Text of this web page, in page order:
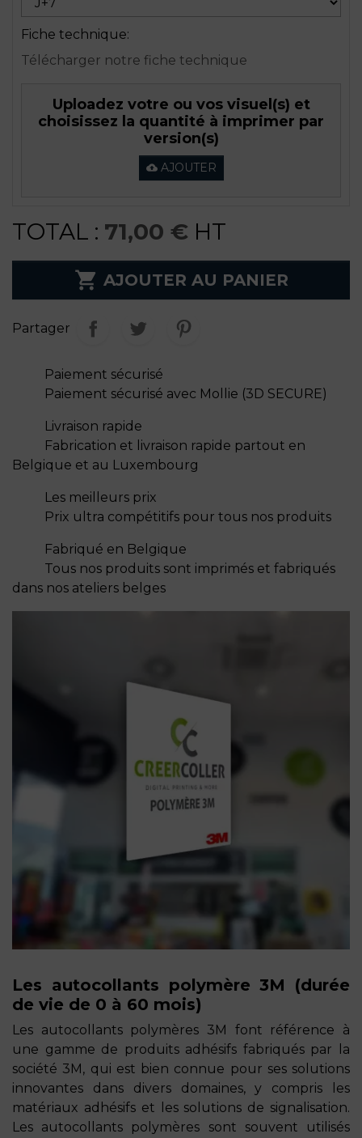
Les autocollants polymère 3M (durée
de vie de 0 à 60 mois)
Les autocollants polymères 3M font référence à
une gamme de produits adhésifs fabriqués par la
société 3M, qui est bien connue pour ses solutions
innovantes dans divers domaines, y compris les
matériaux adhésifs et les solutions de signalisation.
Les autocollants polymères sont souvent utilisés
Fiche technique:
Télécharger notre fiche technique
Uploadez votre ou vos visuel(s) et
choisissez la quantité à imprimer par
version(s)
cloud_uploadAJOUTER
TOTAL : 71,00 € HT
 AJOUTER AU PANIER
Partager
Paiement sécurisé
Paiement sécurisé avec Mollie (3D SECURE)
Livraison rapide
Fabrication et livraison rapide partout en
Belgique et au Luxembourg
Les meilleurs prix
Prix ultra compétitifs pour tous nos produits
Fabriqué en Belgique
Tous nos produits sont imprimés et fabriqués
dans nos ateliers belges